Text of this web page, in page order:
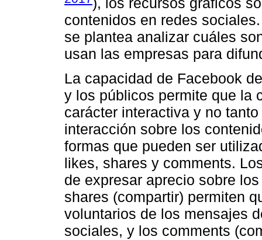
contenidos en redes
se plantea analizar cuáles
usan las empresas para
La capacidad de Facebook
y los públicos permite que la
carácter interactiva y no
interacción sobre los
formas que pueden ser
likes, shares y comments.
de expresar aprecio sobre
shares (compartir) permiten
voluntarios de los mensajes
sociales, y los comments